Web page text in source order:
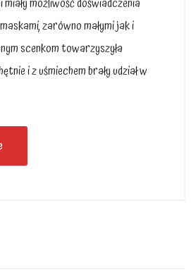
zarówno małymi jak i
scenkom towarzyszyła
i z uśmiechem brały udział w